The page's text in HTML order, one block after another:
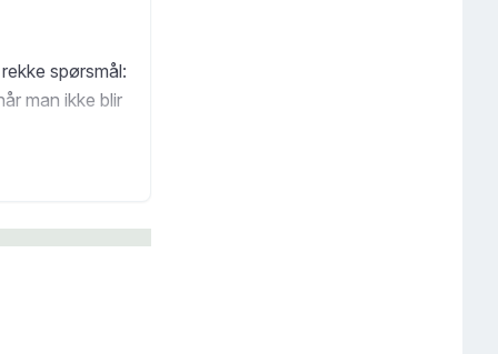
spørsmål:
man ikke blir
redaktør for
for å skrive